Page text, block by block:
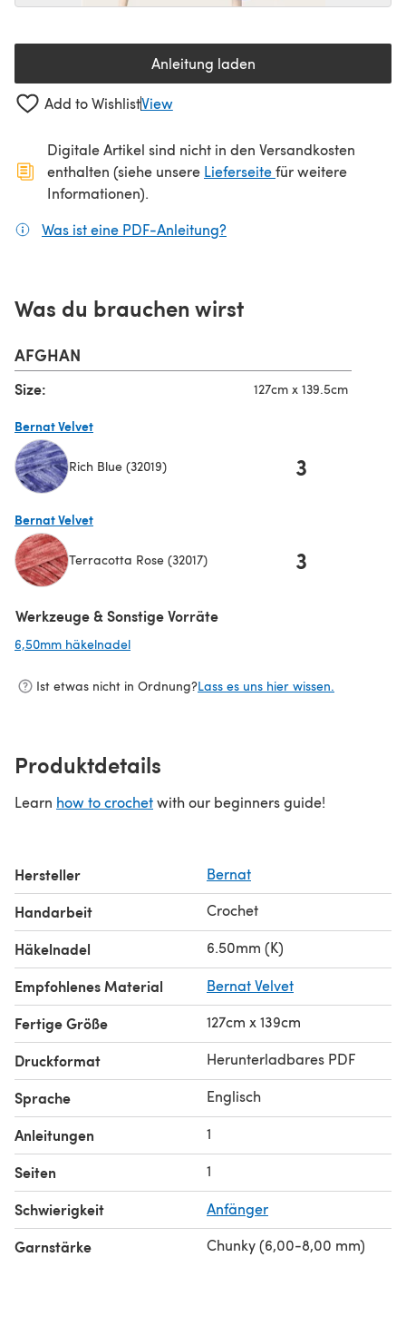
Anleitung laden(öffnet sich in einem neuen
Add to WishlistView
Digitale Artikel sind nicht in den Versandkosten
enthalten (siehe unsere Lieferseite(öffnet sich in
für weitere
Informationen).
Was ist eine PDF-Anleitung?
Was du brauchen wirst
AFGHAN
Size: 127cm x 139.5cm
Bernat Velvet
Rich Blue (32019) 3
Bernat Velvet
Terracotta Rose (32017) 3
Werkzeuge & Sonstige Vorräte
6,50mm häkelnadel
Ist etwas nicht in Ordnung?Lass es uns hier wissen.
Produktdetails
Learn how to crochetwith our beginners guide!
Hersteller Bernat
Handarbeit Crochet
Häkelnadel 6.50mm (K)
Empfohlenes Material Bernat Velvet
Fertige Größe 127cm x 139cm
Druckformat Herunterladbares PDF
Sprache Englisch
Anleitungen 1
Seiten 1
Schwierigkeit Anfänger
Garnstärke Chunky (6,00-8,00 mm)